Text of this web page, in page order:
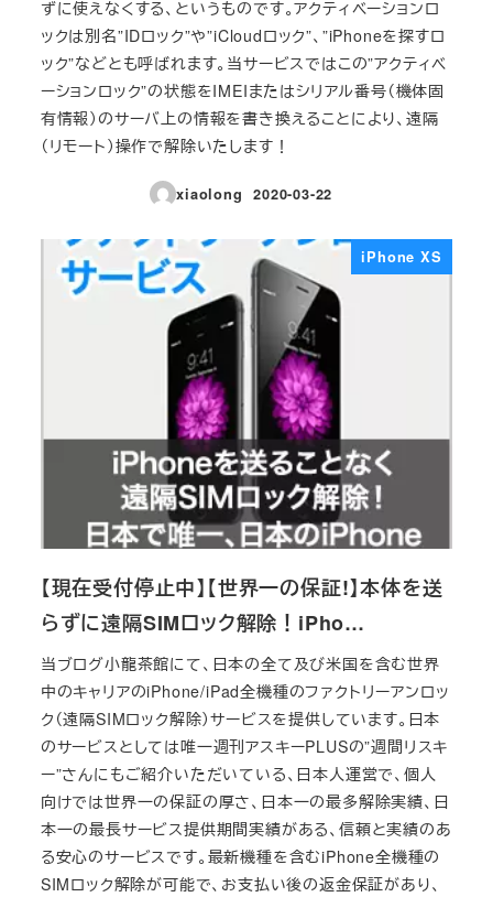
ずに使えなくする、というものです。アクティベーションロ
ックは別名”IDロック”や”iCloudロック”、”iPhoneを探すロ
ック”などとも呼ばれます。当サービスではこの”アクティベ
ーションロック”の状態をIMEIまたはシリアル番号（機体固
有情報）のサーバ上の情報を書き換えることにより、遠隔
（リモート）操作で解除いたします！
xiaolong
投稿日
2020-03-22
iPhone XS
【現在受付停止中】【世界一の保証!】本体を送
らずに遠隔SIMロック解除！iPho…
当ブログ小龍茶館にて、日本の全て及び米国を含む世界
中のキャリアのiPhone/iPad全機種のファクトリーアンロッ
ク（遠隔SIMロック解除）サービスを提供しています。日本
のサービスとしては唯一週刊アスキーPLUSの”週間リスキ
ー”さんにもご紹介いただいている、日本人運営で、個人
向けでは世界一の保証の厚さ、日本一の最多解除実績、日
本一の最長サービス提供期間実績がある、信頼と実績のあ
る安心のサービスです。最新機種を含むiPhone全機種の
SIMロック解除が可能で、お支払い後の返金保証があり、